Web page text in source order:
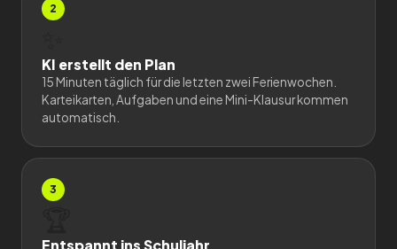
2
KI erstellt den Plan
15 Minuten täglich für die letzten zwei Ferienwochen.
Karteikarten, Aufgaben und eine Mini-Klausur kommen
automatisch.
3
Entspannt ins Schuljahr